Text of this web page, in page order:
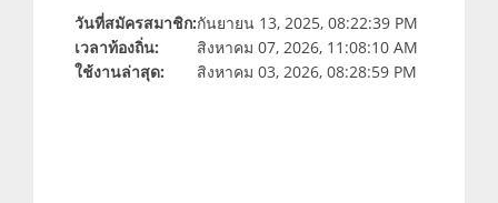
วันที่สมัครสมาชิก:กันยายน 13, 2025, 08:22:39 PM
เวลาท้องถิ่น:
สิงหาคม 07, 2026, 11:08:10 AM
ใช้งานล่าสุด:
สิงหาคม 03, 2026, 08:28:59 PM